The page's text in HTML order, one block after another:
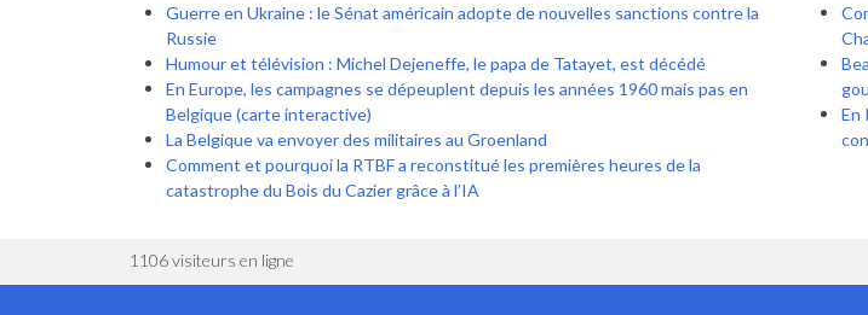
Guerre en Ukraine : le Sénat américain adopte de nouvelles sanctions contre la
Russie
Humour et télévision : Michel Dejeneffe, le papa de Tatayet, est décédé
En Europe, les campagnes se dépeuplent depuis les années 1960 mais pas en
Belgique (carte interactive)
La Belgique va envoyer des militaires au Groenland
Comment et pourquoi la RTBF a reconstitué les premières heures de la
catastrophe du Bois du Cazier grâce à l’IA
En
1106 visiteurs en ligne